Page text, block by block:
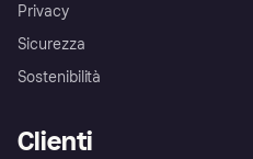
Privacy
Sicurezza
Sostenibilità
Clienti